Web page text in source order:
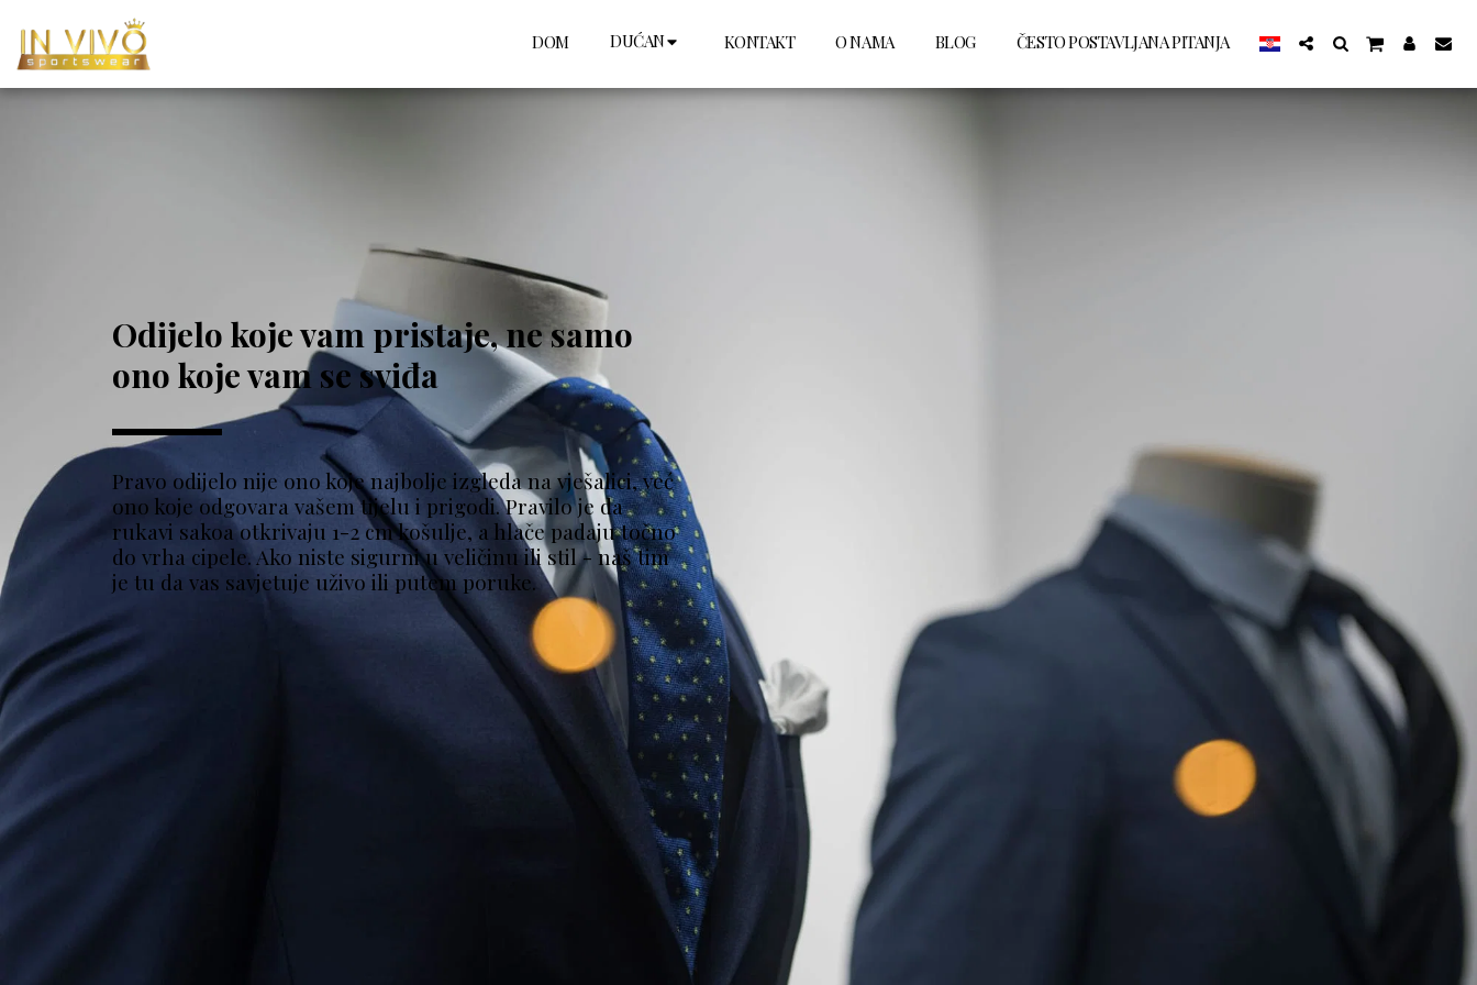
DOM DUĆAN KONTAKT O NAMA BLOG ČESTO POSTAVLJANA PITANJA
Odijelo koje vam pristaje, ne samo
ono koje vam se sviđa
Pravo odijelo nije ono koje najbolje izgleda na vješalici, već
ono koje odgovara vašem tijelu i prigodi. Pravilo je da
rukavi sakoa otkrivaju 1-2 cm košulje, a hlače padaju točno
do vrha cipele. Ako niste sigurni u veličinu ili stil - naš tim
je tu da vas savjetuje uživo ili putem poruke.